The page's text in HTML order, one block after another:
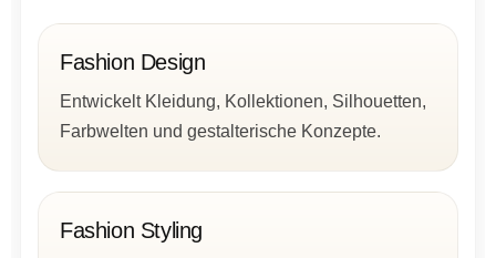
Fashion Design
Entwickelt Kleidung, Kollektionen, Silhouetten,
Farbwelten und gestalterische Konzepte.
Fashion Styling